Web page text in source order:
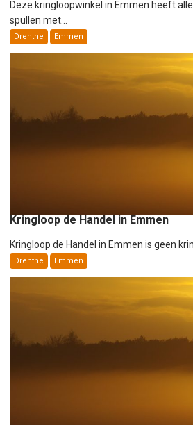
Deze kringloopwinkel in Emmen heeft
spullen met...
Drenthe Emmen
Kringloop de Handel in Emmen
Kringloop de Handel in Emmen is geen
Drenthe Emmen